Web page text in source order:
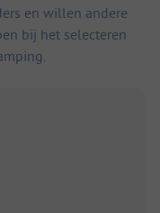
en willen andere
bij het selecteren